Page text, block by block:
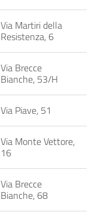
Via Martiri della
Resistenza, 6
Via Brecce
Bianche, 53/H
Via Piave, 51
Via Monte Vettore,
16
Via Brecce
Bianche, 68